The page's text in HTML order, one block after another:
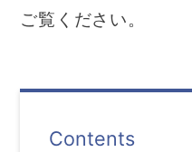
ご覧ください。
Contents